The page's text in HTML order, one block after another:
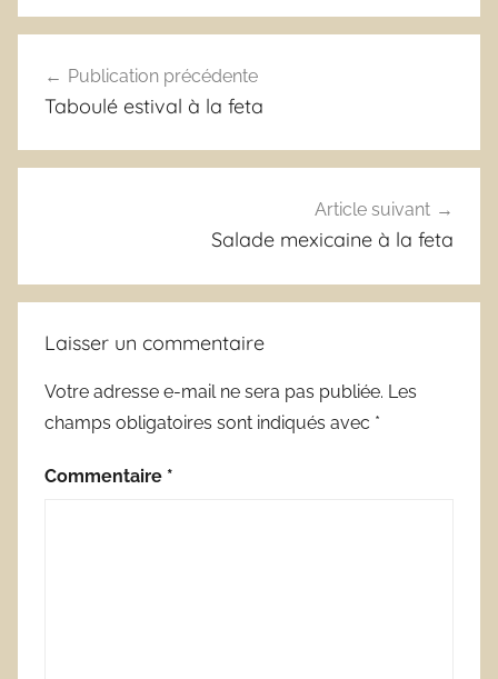
de
Publication précédente
Taboulé estival à la feta
Article suivant
Salade mexicaine à la feta
Laisser un commentaire
Votre adresse e-mail ne sera pas publiée. Les
champs obligatoires sont indiqués avec *
Commentaire *